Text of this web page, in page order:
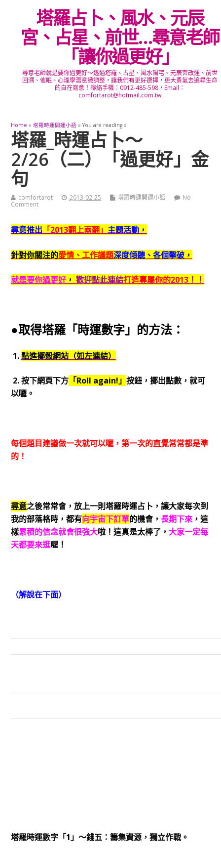
塔羅占卜、風水、元辰
宮、占星、前世…尋意老師
「讓你過更好」
尋意老師就是要你過更好～透過塔羅、占星、風水陽宅、元辰宮改運、前世
回溯、催眠、心理學潛意識調整，讓我們有更好選擇，更大勇氣去追尋生命
的自在寫意！聯絡手機：0912-485-598，Email：
comfortarot@hotmail.com.tw
Home » 塔羅時運開運小語 » You are reading »
塔羅_時運占卜～
2/26（二）「過更好」金
句
comfortarot 2013-02-25 塔羅時運開運小語
No
Comment
尋意推出 「2013翻上兩翻」 主題活動，
針對你關注的愛情、工作議題深度傾聽、各個擊破，
就是要你過更好， 歡迎點此連結打造專屬你的2013！！
●取得塔羅「時運數字」的方法：
1.點進擲骰網站（如左連結）
2. 按下網頁下方「Roll again!」 按鈕，擲出點數，就可
以囉。
每個題目建議做一次就可以囉，第一次的直覺常常都是準
的！
尋意之後常常會，放上一則塔羅時運占卜，讓大家每次到
我的部落格時，都有向宇宙下訂單的機會， 長期下來，這
樣累積的信念就會很強大啦！這真是太棒了， 大家一定每
天都要來逛喔！
（解說在下面）
塔羅時運數字「1 」～錢五：籌集資源，獨立作戰。